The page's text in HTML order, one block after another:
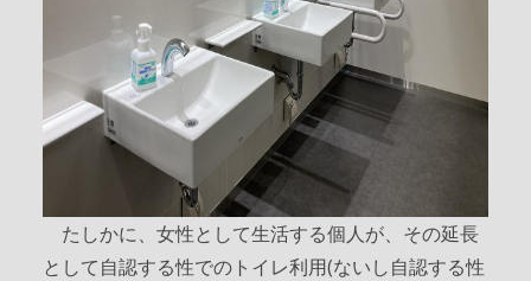
たしかに、女性として生活する個人が、その延長
として自認する性でのトイレ利用(ないし自認する性